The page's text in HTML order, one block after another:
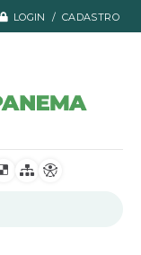
LOGIN / CADASTRO